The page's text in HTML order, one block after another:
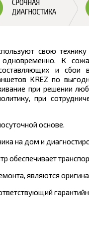
свою
К
и сбои
KREZ по
при решении
при
основе.
на дом и
обеспечивает
являются